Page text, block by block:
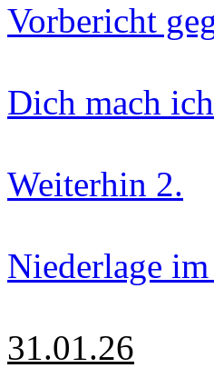
Vorbericht
Dich mach
Weiterhin 2.
Niederlage
31.01.26